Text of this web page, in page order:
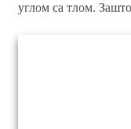
углом са тлом.